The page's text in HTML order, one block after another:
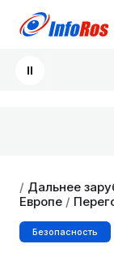
/ Дальнее
Европе /
Безопасность